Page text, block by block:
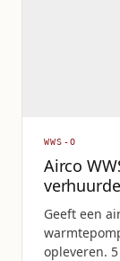
WWS-O
Airco
Geeft een
opleveren.